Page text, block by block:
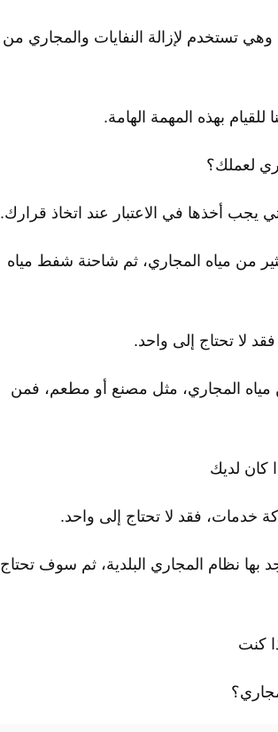
تستخدم لإزالة النفايات والمجاري من
بهذه المهمة الهامة.
لعملك؟
يجب أخذها في الاعتبار عند اتخاذ قرارك.
من مياه المجاري، ثم شاحنة شفط مياه
لا تحتاج إلى واحد.
مياه المجاري، مثل مصنع أو مطعم، فمن
كان لديك
خدمات، فقد لا تحتاج إلى واحد.
بها نظام المجاري البلدية، ثم سوف تحتاج
كنت